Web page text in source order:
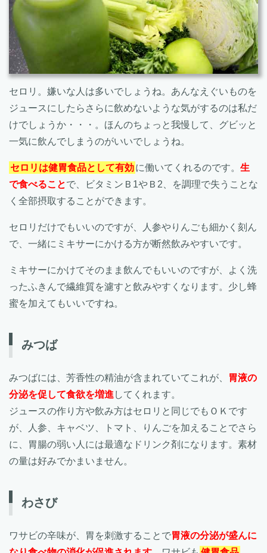
セロリ。嫌いな人は多いでしょうね。あんなえぐいものを
ジュースにしたらさらに飲めないような気がするのは私だ
けでしょうか・・・。ほんのちょっと我慢して、グビッと
一気に飲んでしまうのがいいでしょうね。
セロリは健胃食品として有効に働いてくれるのです。 生
で食べることで、ビタミンＢ1やＢ2、を調理で失うことな
く全部摂取することができます。
セロリだけでもいいのですが、人参やりんごも細かく刻ん
で、一緒にミキサーにかける方が断然飲みやすいです。
ミキサーにかけてそのまま飲んでもいいのですが、よく洗
ったふきんで繊維質を濾すと飲みやすくなります。少し蜂
蜜を加えてもいいですね。
みつば
みつばには、芳香性の精油が含まれていてこれが、
胃液の
分泌を促して食欲を増進 してくれます。
ジュースの作り方や飲み方はセロリと同じでもＯＫです
が、人参、キャベツ、トマト、りんごを加えることでさら
に、胃腸の弱い人には最適なドリンク剤になります。素材
の量は好みでかまいません。
わさび
ワサビの辛味が、胃を刺激することで胃液の分泌が盛んに